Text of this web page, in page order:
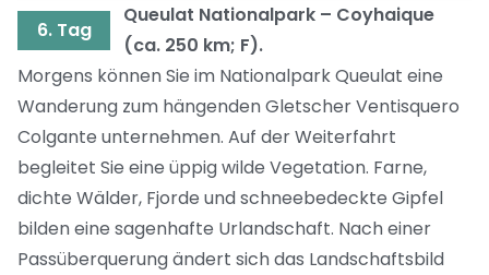
6. Tag
Queulat Nationalpark – Coyhaique
(ca. 250 km; F).
Morgens können Sie im Nationalpark Queulat eine
Wanderung zum hängenden Gletscher Ventisquero
Colgante unternehmen. Auf der Weiterfahrt
begleitet Sie eine üppig wilde Vegetation. Farne,
dichte Wälder, Fjorde und schneebedeckte Gipfel
bilden eine sagenhafte Urlandschaft. Nach einer
Passüberquerung ändert sich das Landschaftsbild